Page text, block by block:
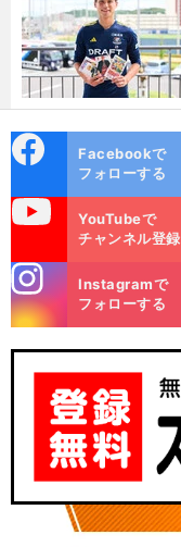
ok
Facebookで
フォローする
YouTubeで
チャンネル登録
m
Instagramで
フォローする